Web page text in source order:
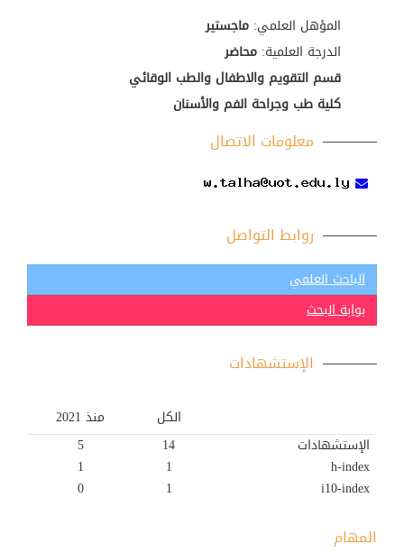
المؤهل العلمي: ماجستير
الدرجة العلمية: محاضر
قسم التقويم والاطفال والطب الوقائي
كلية طب وجراحة الفم والأسنان
معلومات الاتصال
روابط التواصل
الباحث العلمي
بوابة البحث
الإستشهادات
الكل
منذ 2021
الإستشهادات
14
5
h-index
1
1
i10-index
1
0
المهام